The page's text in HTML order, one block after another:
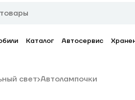
Каталог Автосервис
свет Автолампочки